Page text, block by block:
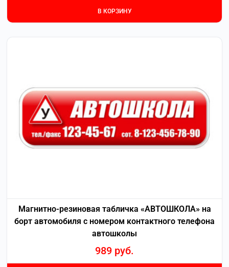
В КОРЗИНУ
Магнитно-резиновая табличка «АВТОШКОЛА» на
борт автомобиля с номером контактного телефона
автошколы
989 руб.